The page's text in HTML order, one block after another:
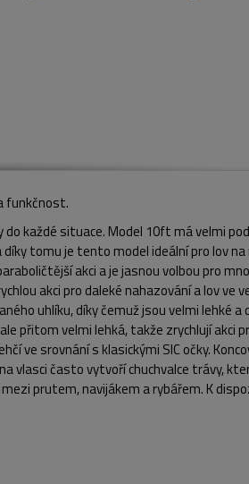
funkčnost.
každé situace. Model 10ft má velmi
tomu je tento model ideální pro lov na
akci a je jasnou volbou pro
akci pro daleké nahazování a lov ve
uhlíku, díky čemuž jsou velmi lehké a
přitom velmi lehká, takže zrychlují akci
ve srovnání s klasickými SIC očky.
vlasci často vytvoří chuchvalce trávy,
prutem, navijákem a rybářem. K